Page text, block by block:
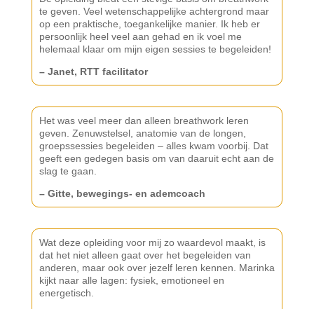
te geven. Veel wetenschappelijke achtergrond maar
op een praktische, toegankelijke manier. Ik heb er
persoonlijk heel veel aan gehad en ik voel me
helemaal klaar om mijn eigen sessies te begeleiden!
– Janet, RTT facilitator
Het was veel meer dan alleen breathwork leren
geven. Zenuwstelsel, anatomie van de longen,
groepssessies begeleiden – alles kwam voorbij. Dat
geeft een gedegen basis om van daaruit echt aan de
slag te gaan.
– Gitte, bewegings- en ademcoach
Wat deze opleiding voor mij zo waardevol maakt, is
dat het niet alleen gaat over het begeleiden van
anderen, maar ook over jezelf leren kennen. Marinka
kijkt naar alle lagen: fysiek, emotioneel en
energetisch.